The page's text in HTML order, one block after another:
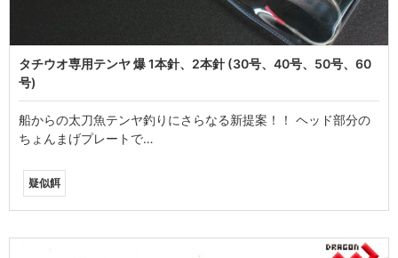
タチウオ専用テンヤ 爆 1本針、2本針 (30号、40号、50号、60
号)
船からの太刀魚テンヤ釣りにさらなる新提案！！ ヘッド部分の
ちょんまげプレートで…
疑似餌